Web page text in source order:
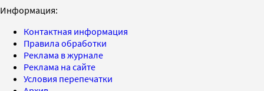
Информация:
Контактная информация
Правила обработки
Реклама в журнале
Реклама на сайте
Условия перепечатки